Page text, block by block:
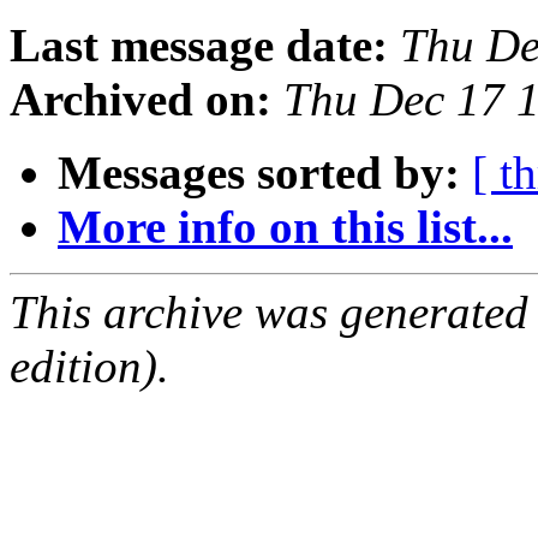
Last message date: Thu
Archived on: Thu Dec 17
Messages sorted by: [
More info on this list...
This archive was
edition).